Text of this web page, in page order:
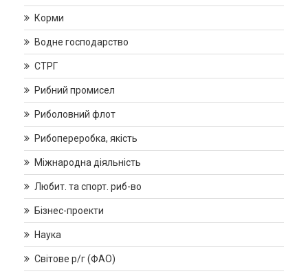
Корми
Водне господарство
СТРГ
Рибний промисел
Риболовний флот
Рибопереробка, якість
Міжнародна діяльність
Любит. та спорт. риб-во
Бізнес-проекти
Наука
Світове р/г (ФАО)